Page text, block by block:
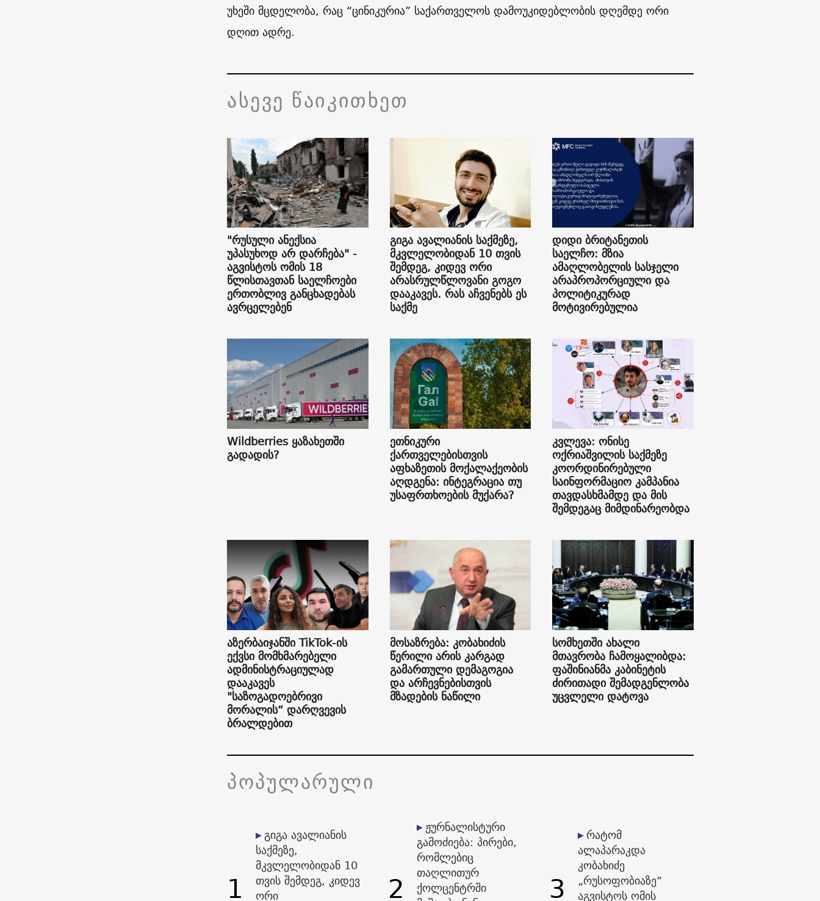
უხეში მცდელობა, რაც “ცინიკურია” საქართველოს დამოუკიდებლობის დღემდე ორი
დღით ადრე.
ასევე წაიკითხეთ
"რუსული ანექსია
უპასუხოდ არ დარჩება" -
აგვისტოს ომის 18
წლისთავთან საელჩოები
ერთობლივ განცხადებას
ავრცელებენ
გიგა ავალიანის საქმეზე,
მკვლელობიდან 10 თვის
შემდეგ, კიდევ ორი
არასრულწლოვანი გოგო
დააკავეს. რას აჩვენებს ეს
საქმე
დიდი ბრიტანეთის
საელჩო: მზია
ამაღლობელის სასჯელი
არაპროპორციული და
პოლიტიკურად
მოტივირებულია
Wildberries ყაზახეთში
გადადის?
ეთნიკური
ქართველებისთვის
აფხაზეთის მოქალაქეობის
აღდგენა: ინტეგრაცია თუ
უსაფრთხოების მუქარა?
კვლევა: ონისე
ოქრიაშვილის საქმეზე
კოორდინირებული
საინფორმაციო კამპანია
თავდასხმამდე და მის
შემდეგაც მიმდინარეობდა
აზერბაიჯანში TikTok-ის
ექვსი მომხმარებელი
ადმინისტრაციულად
დააკავეს
"საზოგადოებრივი
მორალის“ დარღვევის
ბრალდებით
მოსაზრება: კობახიძის
წერილი არის კარგად
გამართული დემაგოგია
და არჩევნებისთვის
მზადების ნაწილი
სომხეთში ახალი
მთავრობა ჩამოყალიბდა:
ფაშინიანმა კაბინეტის
ძირითადი შემადგენლობა
უცვლელი დატოვა
პოპულარული
1
გიგა ავალიანის
საქმეზე,
მკვლელობიდან 10
თვის შემდეგ, კიდევ
ორი
2
ჟურნალისტური
გამოძიება: პირები,
რომლებიც
თაღლითურ
ქოლცენტრში
3
რატომ
ალაპარაკდა
კობახიძე
„რუსოფობიაზე“
აგვისტოს ომის